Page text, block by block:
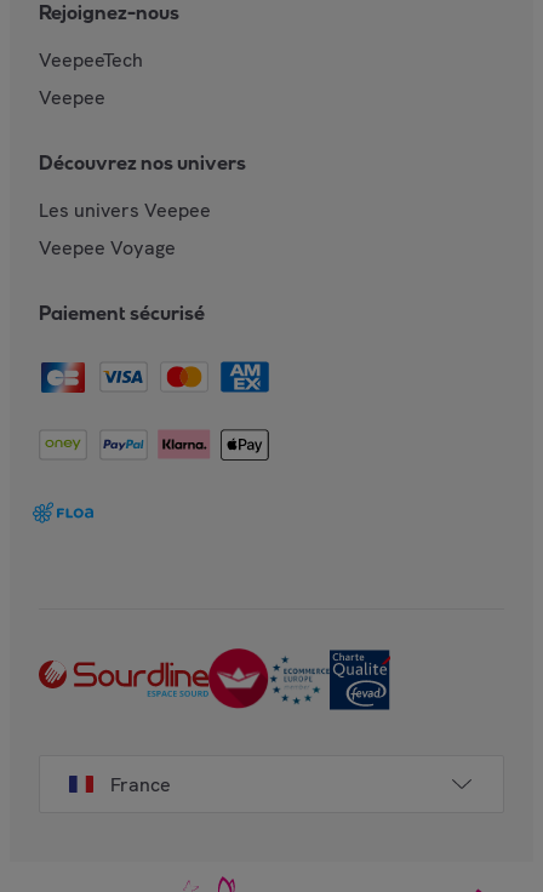
Rejoignez-nous
VeepeeTech
Veepee
Découvrez nos univers
Les univers Veepee
Veepee Voyage
Paiement sécurisé
France